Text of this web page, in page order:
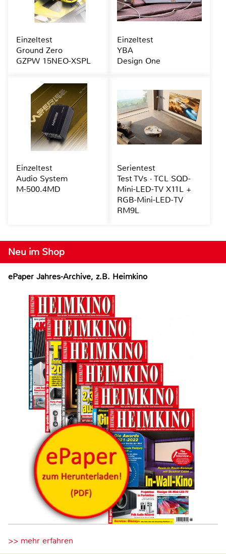
Neu im Shop
ePaper Jahres-Archive, z.B. Heimkino
>> mehr erfahren
Einzeltest
Ground Zero
GZPW 15NEO-XSPL
Einzeltest
YBA
Design One
Einzeltest
Audio System
M-500.4MD
Serientest
Test TVs · TCL SQD-
Mini-LED-TV X11L +
RGB-Mini-LED-TV
RM9L